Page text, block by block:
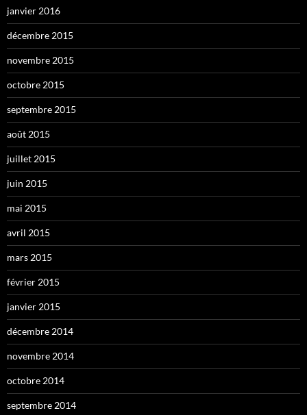
janvier 2016
décembre 2015
novembre 2015
octobre 2015
septembre 2015
août 2015
juillet 2015
juin 2015
mai 2015
avril 2015
mars 2015
février 2015
janvier 2015
décembre 2014
novembre 2014
octobre 2014
septembre 2014